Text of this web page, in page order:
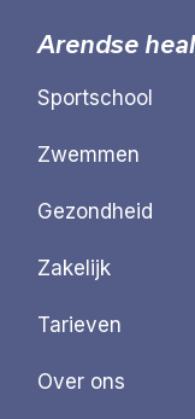
Arendse
Sportschool
Zwemmen
Gezondheid
Zakelijk
Tarieven
Over ons